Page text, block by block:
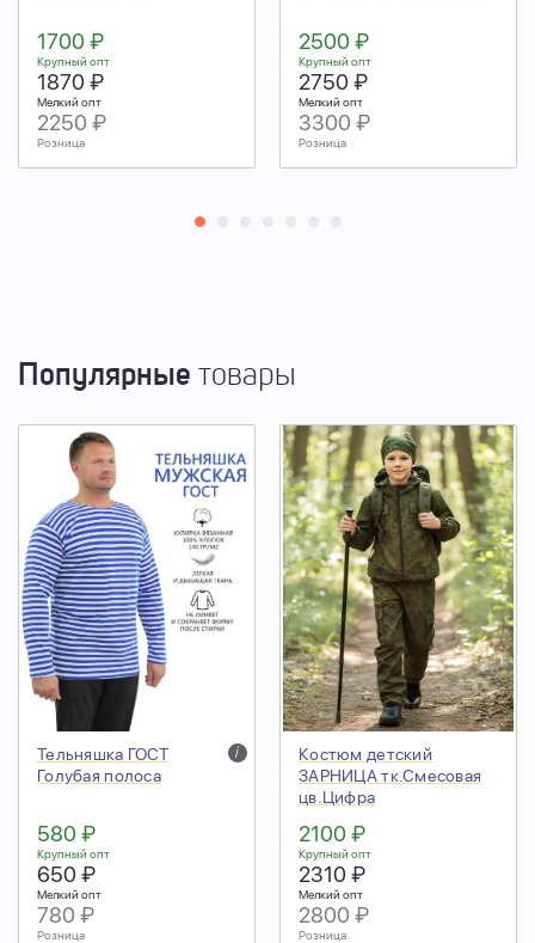
1700 ₽
Крупный опт
1870 ₽
Мелкий опт
2250 ₽
Розница
2500 ₽
Крупный опт
2750 ₽
Мелкий опт
3300 ₽
Розница
Популярные товары
Тельняшка ГОСТ
Голубая полоса
i
580 ₽
Крупный опт
650 ₽
Мелкий опт
780 ₽
Розница
Костюм детский
ЗАРНИЦА тк.Смесовая
цв.Цифра
2100 ₽
Крупный опт
2310 ₽
Мелкий опт
2800 ₽
Розница